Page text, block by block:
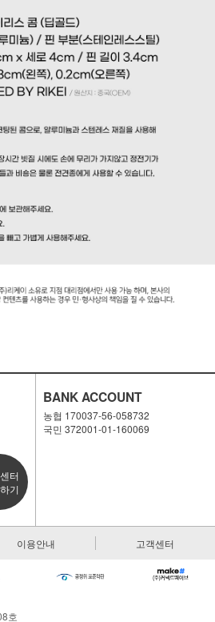
터
기
BANK ACCOUNT
농협 170037-56-058732
국민 372001-01-160069
이용안내 고객센터
호